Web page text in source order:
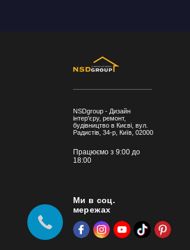
NSDgroup - Дизайн
інтер'єру, ремонт,
будівництво в Києві, вул.
Радистів, 34-р, Київ, 02000
Працюємо з 9:00 до
18:00
Ми в соц.
мережах